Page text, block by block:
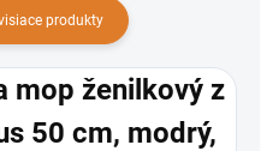
produkty
mop ženilkový z
50 cm, modrý,